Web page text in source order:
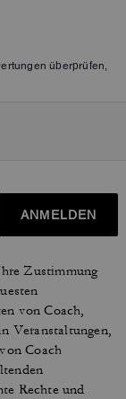
überprüfen,
ANMELDEN
Zustimmung
von Coach,
Veranstaltungen,
Coach
Rechte und